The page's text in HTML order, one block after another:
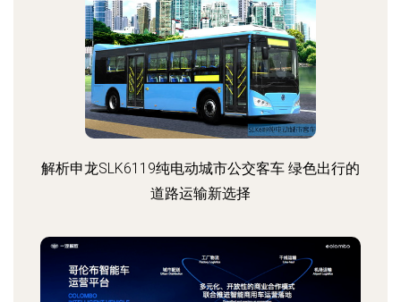
解析申龙SLK6119纯电动城市公交客车 绿色出行的
道路运输新选择